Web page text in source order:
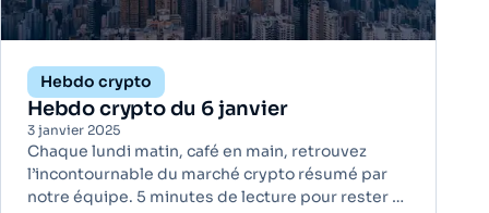
Hebdo crypto
Hebdo crypto du 6 janvier
3 janvier 2025
Chaque lundi matin, café en main, retrouvez
l’incontournable du marché crypto résumé par
notre équipe. 5 minutes de lecture pour rester à